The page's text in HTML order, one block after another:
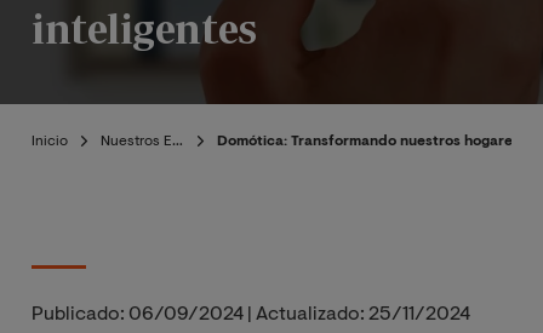
inteligentes
Inicio Nuestros Expertos Domótica: Transformando nuestros hogares
Publicado: 06/09/2024 Actualizado: 25/11/2024